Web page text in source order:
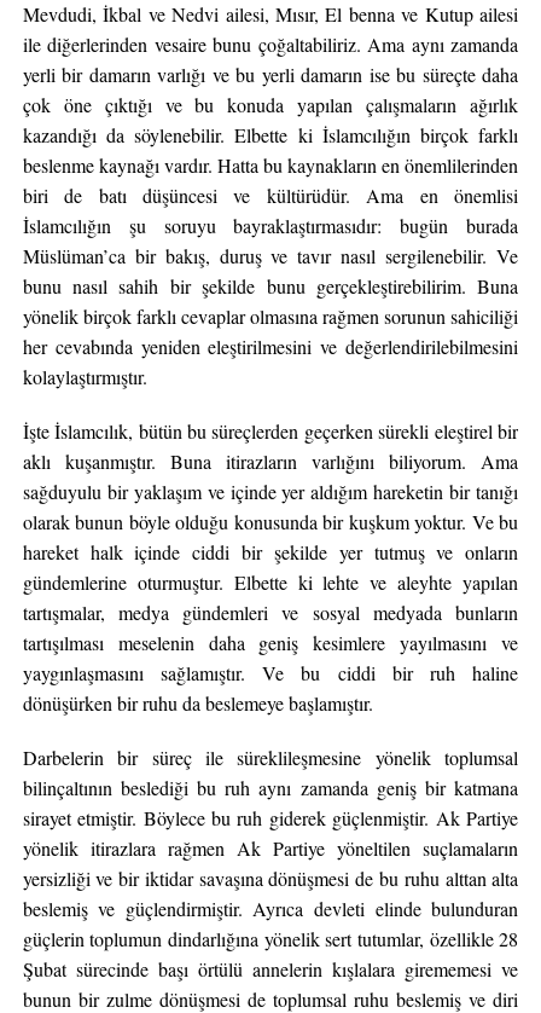
Mevdudi, İkbal ve Nedvi ailesi, Mısır, El benna ve Kutup ailesi
ile diğerlerinden vesaire bunu çoğaltabiliriz. Ama aynı zamanda
yerli bir damarın varlığı ve bu yerli damarın ise bu süreçte daha
çok öne çıktığı ve bu konuda yapılan çalışmaların ağırlık
kazandığı da söylenebilir. Elbette ki İslamcılığın birçok farklı
beslenme kaynağı vardır. Hatta bu kaynakların en önemlilerinden
biri de batı düşüncesi ve kültürüdür. Ama en önemlisi
İslamcılığın şu soruyu bayraklaştırmasıdır: bugün burada
Müslüman’ca bir bakış, duruş ve tavır nasıl sergilenebilir. Ve
bunu nasıl sahih bir şekilde bunu gerçekleştirebilirim. Buna
yönelik birçok farklı cevaplar olmasına rağmen sorunun sahiciliği
her cevabında yeniden eleştirilmesini ve değerlendirilebilmesini
kolaylaştırmıştır.
İşte İslamcılık, bütün bu süreçlerden geçerken sürekli eleştirel bir
aklı kuşanmıştır. Buna itirazların varlığını biliyorum. Ama
sağduyulu bir yaklaşım ve içinde yer aldığım hareketin bir tanığı
olarak bunun böyle olduğu konusunda bir kuşkum yoktur. Ve bu
hareket halk içinde ciddi bir şekilde yer tutmuş ve onların
gündemlerine oturmuştur. Elbette ki lehte ve aleyhte yapılan
tartışmalar, medya gündemleri ve sosyal medyada bunların
tartışılması meselenin daha geniş kesimlere yayılmasını ve
yaygınlaşmasını sağlamıştır. Ve bu ciddi bir ruh haline
dönüşürken bir ruhu da beslemeye başlamıştır.
Darbelerin bir süreç ile süreklileşmesine yönelik toplumsal
bilinçaltının beslediği bu ruh aynı zamanda geniş bir katmana
sirayet etmiştir. Böylece bu ruh giderek güçlenmiştir. Ak Partiye
yönelik itirazlara rağmen Ak Partiye yöneltilen suçlamaların
yersizliği ve bir iktidar savaşına dönüşmesi de bu ruhu alttan alta
beslemiş ve güçlendirmiştir. Ayrıca devleti elinde bulunduran
güçlerin toplumun dindarlığına yönelik sert tutumlar, özellikle 28
Şubat sürecinde başı örtülü annelerin kışlalara girememesi ve
bunun bir zulme dönüşmesi de toplumsal ruhu beslemiş ve diri